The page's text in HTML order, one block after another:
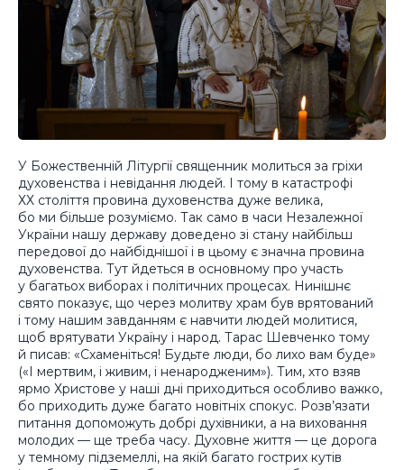
У Божественній Літургії священник молиться за гріхи
духовенства і невідання людей. І тому в катастрофі
ХХ століття провина духовенства дуже велика,
бо ми більше розуміємо. Так само в часи Незалежної
України нашу державу доведено зі стану найбільш
передової до найбіднішої і в цьому є значна провина
духовенства. Тут йдеться в основному про участь
у багатьох виборах і політичних процесах. Нинішнє
свято показує, що через молитву храм був врятований
і тому нашим завданням є навчити людей молитися,
щоб врятувати Україну і народ. Тарас Шевченко тому
й писав: «Схаменіться! Будьте люди, бо лихо вам буде»
(«І мертвим, і живим, і ненародженим»). Тим, хто взяв
ярмо Христове у наші дні приходиться особливо важко,
бо приходить дуже багато новітніх спокус. Розв’язати
питання допоможуть добрі духівники, а на виховання
молодих — ще треба часу. Духовне життя — це дорога
у темному підземеллі, на якій багато гострих кутів